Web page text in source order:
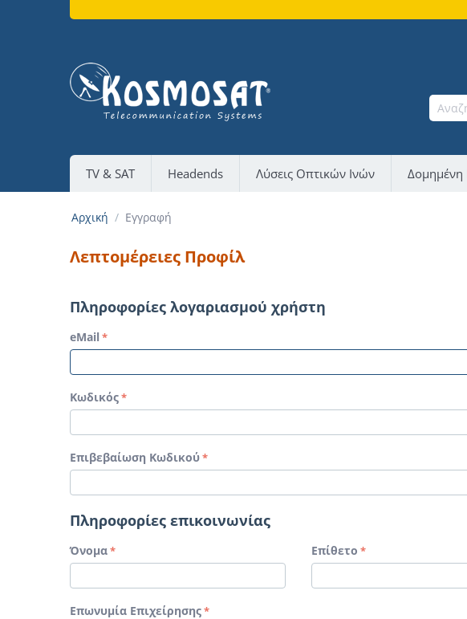
TV & SAT Headends Λύσεις Οπτικών Ινών
Αρχική / Εγγραφή
Λεπτομέρειες Προφίλ
Πληροφορίες λογαριασμού χρήστη
eMail
Κωδικός
Επιβεβαίωση Κωδικού
Πληροφορίες επικοινωνίας
Όνομα Επίθετο
Επωνυμία Επιχείρησης